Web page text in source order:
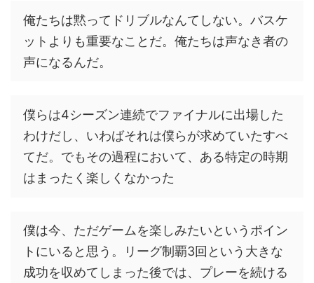
俺たちは黙ってドリブルなんてしない。バスケ
ットよりも重要なことだ。俺たちは声なき者の
声になるんだ。
僕らは4シーズン連続でファイナルに出場した
わけだし、いわばそれは僕らが求めていたすべ
てだ。でもその過程において、ある特定の時期
はまったく楽しくなかった
僕は今、ただゲームを楽しみたいというポイン
トにいると思う。リーグ制覇3回という大きな
成功を収めてしまった後では、プレーを続ける